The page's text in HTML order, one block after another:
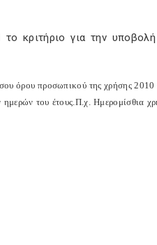
κριτήριο για την
όρου προσωπικού της χρήσης
του έτους.Π.χ. Ημερομίσθια